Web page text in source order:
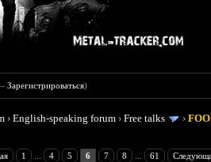
Зарегистрироваться)
›English-speaking forum ›Free talks ›
1 4 5 6 7 8 61